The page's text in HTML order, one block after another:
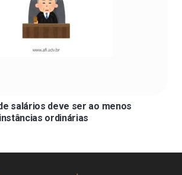
salários deve ser ao menos
ordinárias